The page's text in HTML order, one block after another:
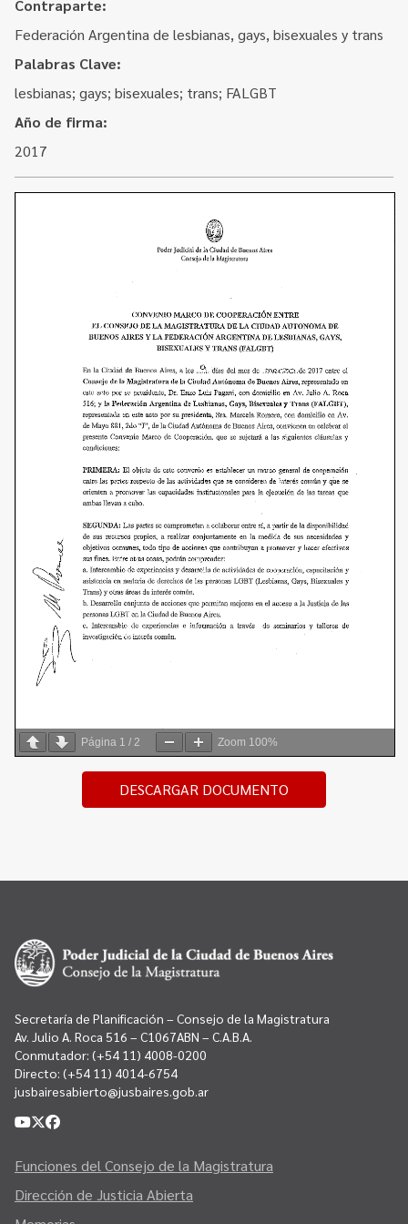
Convenios
Concursos
Acceso a la información Pública
Pedido de Acceso a la Información online
Tenés Derechos
Plan de Gobierno Abierto en la Justicia
Recursos y Acceso a la Justicia
Repositorio de Datos Abiertos
Programa Educación en Derechos Humanos
Cuento con Derechos
Contacto
Contraparte:
Federación Argentina de lesbianas, gays, bisexuales y trans
Palabras Clave:
lesbianas; gays; bisexuales; trans; FALGBT
Año de firma:
2017
Página 1 / 2 Zoom 100%
DESCARGAR DOCUMENTO
Secretaría de Planificación – Consejo de la Magistratura
Av. Julio A. Roca 516 – C1067ABN – C.A.B.A.
Conmutador: (+54 11) 4008-0200
Directo: (+54 11) 4014-6754
jusbairesabierto@jusbaires.gob.ar
Funciones del Consejo de la Magistratura
Dirección de Justicia Abierta